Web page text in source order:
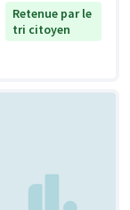
Retenue par le
tri citoyen